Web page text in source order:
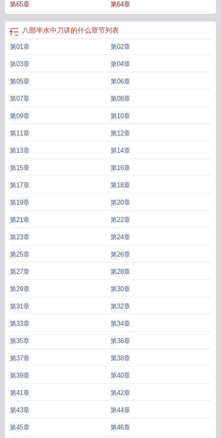
读八部半文化传媒(北京)有限公司 八部半电影简介
么八部半在线阅读八部半黄昱宁解读八部半喜怒哀乐粤语八部半为什么伟
大电影超级八部半八部半by 八步半喜怒哀乐
品么八部半电影在线观看完整版八部半电影完整版免费观看八部半作者八部
半免费观看
八部半喜怒哀乐八部半的导演是谁
半喜怒哀乐粤语版
第65章 第64章
八部半水中刀讲的什么章节列表
第01章 第02章
第03章 第04章
第05章 第06章
第07章 第08章
第09章 第10章
第11章 第12章
第13章 第14章
第15章 第16章
第17章 第18章
第19章 第20章
第21章 第22章
第23章 第24章
第25章 第26章
第27章 第28章
第29章 第30章
第31章 第32章
第33章 第34章
第35章 第36章
第37章 第38章
第39章 第40章
第41章 第42章
第43章 第44章
第45章 第46章